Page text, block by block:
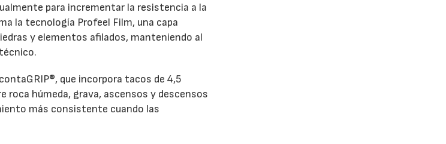
para incrementar la resistencia a la
la tecnología Profeel Film, una capa
y elementos afilados, manteniendo al
que incorpora tacos de 4,5
húmeda, grava, ascensos y descensos
más consistente cuando las